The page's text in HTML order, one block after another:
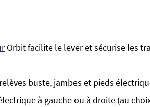
Orbit facilite le lever et sécurise les
buste, jambes et pieds
à gauche ou à droite (au